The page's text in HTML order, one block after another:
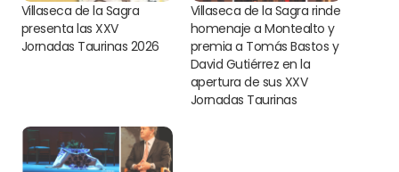
Villaseca de la Sagra
presenta las XXV
Jornadas Taurinas 2026
Villaseca de la Sagra rinde
homenaje a Montealto y
premia a Tomás Bastos y
David Gutiérrez en la
apertura de sus XXV
Jornadas Taurinas